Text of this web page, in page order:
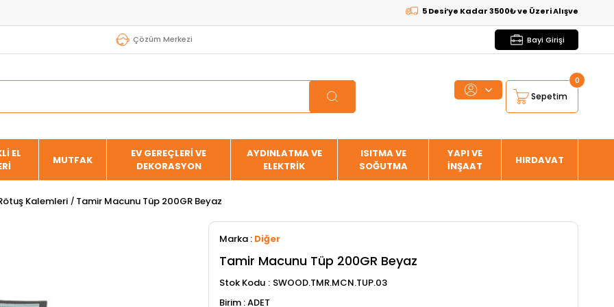
5 Desi’ye Kadar 3500₺ ve Üzeri Alışverişlerde
Çözüm Merkezi Bayi Girişi
Sepetim
0
EL
MUTFAK
EV GEREÇLERİ VE
DEKORASYON
AYDINLATMA VE
ELEKTRİK
ISITMA VE
SOĞUTMA
YAPI VE
İNŞAAT
HIRDAVAT
Kalemleri Tamir Macunu Tüp 200GR Beyaz
Marka : Diğer
Tamir Macunu Tüp 200GR Beyaz
Stok Kodu
SWOOD.TMR.MCN.TUP.03
ADET